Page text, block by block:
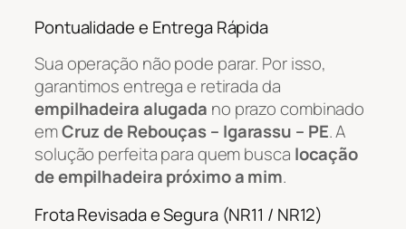
Pontualidade e Entrega Rápida
Sua operação não pode parar. Por isso,
garantimos entrega e retirada da
empilhadeira alugada no prazo combinado
emCruz de Rebouças – Igarassu – PE. A
solução perfeita para quem busca locação
de empilhadeira próximo a mim.
Frota Revisada e Segura (NR11 / NR12)